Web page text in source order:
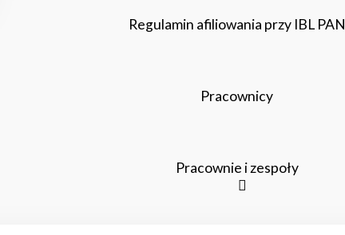
Regulamin afiliowania przy IBL PAN
Pracownicy
Pracownie i zespoły